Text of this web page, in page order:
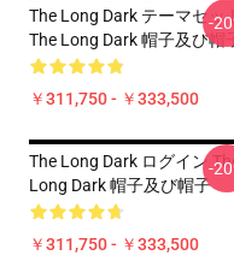
The Long Dark テーマセッ
The Long Dark 帽子及び帽
￥311,750 - ￥333,500
-
The Long Dark ログイン
Long Dark 帽子及び帽子
￥311,750 - ￥333,500
-